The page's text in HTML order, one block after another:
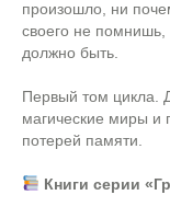
произошло, ни
своего не помнишь,
должно быть.
Первый том цикла.
магические миры и
потерей памяти.
Книги серии